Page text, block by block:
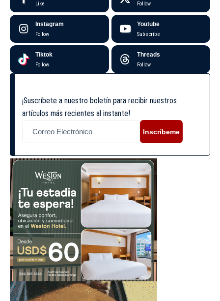
Like Follow
Instagram
Follow
Youtube
Subscribe
Tiktok
Follow
Threads
Follow
¡Suscríbete a nuestro boletín para recibir nuestros
artículos más recientes al instante!
Inscríbeme